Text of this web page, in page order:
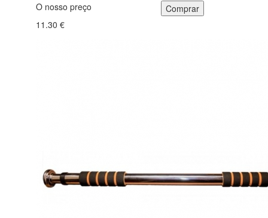
O nosso preço
11.30 €